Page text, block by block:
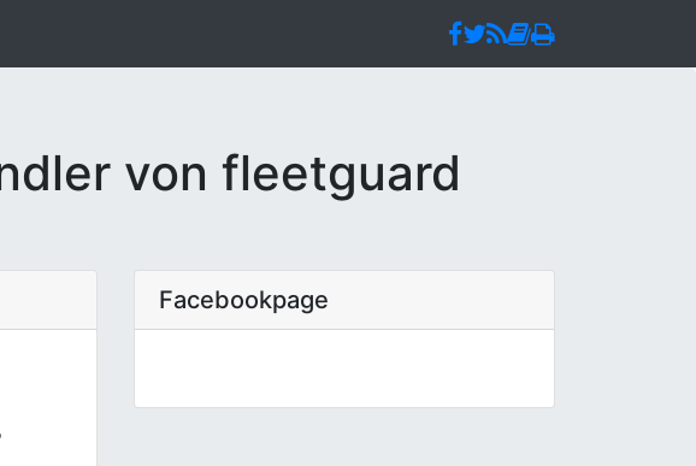
von fleetguard
Facebookpage